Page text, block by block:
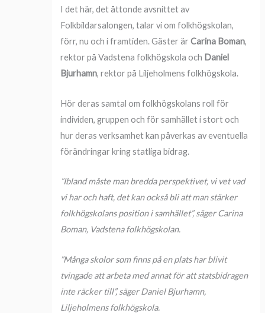
I det här, det åttonde avsnittet av
Folkbildarsalongen, talar vi om folkhögskolan,
förr, nu och i framtiden. Gäster ärCarina Boman,
rektor på Vadstena folkhögskola och Daniel
Bjurhamn, rektor på Liljeholmens folkhögskola.
Hör deras samtal om folkhögskolans roll för
individen, gruppen och för samhället i stort och
hur deras verksamhet kan påverkas av eventuella
förändringar kring statliga bidrag.
”Ibland måste man bredda perspektivet, vi vet vad
vi har och haft, det kan också bli att man stärker
folkhögskolans position i samhället”, säger Carina
Boman, Vadstena folkhögskolan.
”Många skolor som finns på en plats har blivit
tvingade att arbeta med annat för att statsbidragen
inte räcker till”, säger Daniel Bjurhamn,
Liljeholmens folkhögskola.